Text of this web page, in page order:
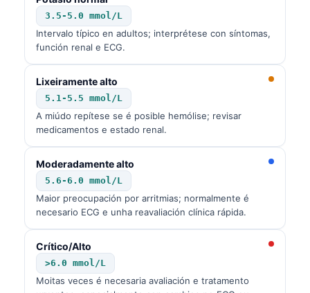
3.5-5.0 mmol/L
Intervalo típico en adultos; interprétese con síntomas,
función renal e ECG.
Lixeiramente alto
5.1-5.5 mmol/L
A miúdo repítese se é posible hemólise; revisar
medicamentos e estado renal.
Moderadamente alto
5.6-6.0 mmol/L
Maior preocupación por arritmias; normalmente é
necesario ECG e unha reavaliación clínica rápida.
Crítico/Alto
>6.0 mmol/L
Moitas veces é necesaria avaliación e tratamento